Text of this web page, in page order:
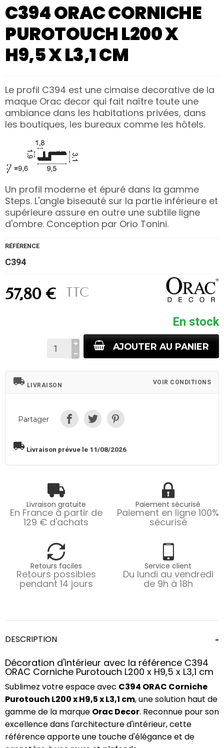
C394 ORAC CORNICHE
PUROTOUCH L200 X
H9,5 X L3,1 CM
Le profil C394 est une cimaise decorative de la
maque Orac decor qui fait naître toute une
ambiance dans les habitations privées, dans
les boutiques, les bureaux comme les hôtels.
Un profil moderne et épuré dans la gamme
Steps. L'angle biseauté sur la partie inférieure et
supérieure assure en outre une subtile ligne
d'ombre. Conception par Orio Tonini.
RÉFÉRENCE
C394
57,80 € TTC
En stock
AJOUTER AU PANIER
local_shipping LIVRAISON VOIR CONDITIONS
Partager
local_shipping Livraison prévue le 11/08/2026
Livraison gratuite
En France à partir de
129 € d'achats
Paiement sécurisé
Paiement en ligne 100%
sécurisé
Retours faciles
Retours possibles
pendant 14 jours
Service client
Du lundi au vendredi
de 9h à 18h
DESCRIPTION
Décoration d'intérieur avec la référence C394
ORAC Corniche Purotouch L200 x H9,5 x L3,1 cm
Sublimez votre espace avec C394 ORAC Corniche
Purotouch L200 x H9,5 x L3,1 cm, une solution haut de
gamme de la marque Orac Decor. Reconnue pour son
excellence dans l'architecture d'intérieur, cette
référence apporte une touche d'élégance et de